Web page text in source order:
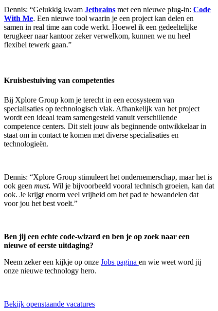
Dennis: “Gelukkig kwam Jetbrains met een nieuwe plug-in: Code
With Me. Een nieuwe tool waarin je een project kan delen en
samen in real time aan code werkt. Hoewel ik een gedeeltelijke
terugkeer naar kantoor zeker verwelkom, kunnen we nu heel
flexibel tewerk gaan.”
Kruisbestuiving van competenties
Bij Xplore Group kom je terecht in een ecosysteem van
specialisaties op technologisch vlak. Afhankelijk van het project
wordt een ideaal team samengesteld vanuit verschillende
competence centers. Dit stelt jouw als beginnende ontwikkelaar in
staat om in contact te komen met diverse specialisaties en
technologieën.
Dennis: “Xplore Group stimuleert het ondernemerschap, maar het is
ook geen must. Wil je bijvoorbeeld vooral technisch groeien, kan dat
ook. Je krijgt enorm veel vrijheid om het pad te bewandelen dat
voor jou het best voelt.”
Ben jij een echte code-wizard en ben je op zoek naar een
nieuwe of eerste uitdaging?
Neem zeker een kijkje op onze Jobs pagina en wie weet word jij
onze nieuwe technology hero.
Bekijk openstaande vacatures